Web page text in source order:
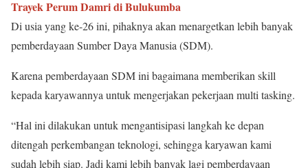
Trayek Perum Damri di Bulukumba
Di usia yang ke-26 ini, pihaknya akan menargetkan lebih banyak
pemberdayaan Sumber Daya Manusia (SDM).
Karena pemberdayaan SDM ini bagaimana memberikan skill
kepada karyawannya untuk mengerjakan pekerjaan multi tasking.
“Hal ini dilakukan untuk mengantisipasi langkah ke depan
ditengah perkembangan teknologi, sehingga karyawan kami
sudah lebih siap. Jadi kami lebih banyak lagi pemberdayaan